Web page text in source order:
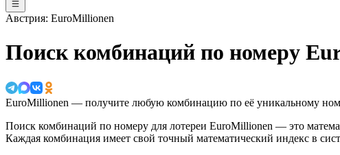
Австрия: EuroMillionen
Поиск комбинаций по номеру
EuroMillionen — получите любую комбинацию по её уникальному
Поиск комбинаций по номеру для лотереи EuroMillionen — это
Каждая комбинация имеет свой точный математический индекс в